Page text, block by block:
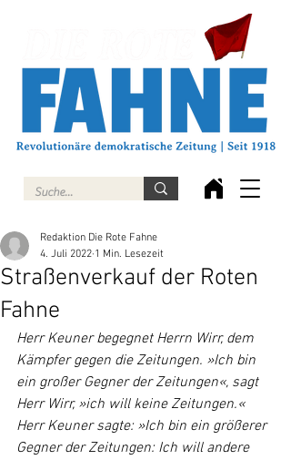
Straßenverkauf der Roten
Fahne
Redaktion Die Rote Fahne
4. Juli 2022 1 Min. Lesezeit
Herr Keuner begegnet Herrn Wirr, dem
Kämpfer gegen die Zeitungen. »Ich bin
ein großer Gegner der Zeitungen«, sagt
Herr Wirr, »ich will keine Zeitungen.«
Herr Keuner sagte: »Ich bin ein größerer
Gegner der Zeitungen: Ich will andere